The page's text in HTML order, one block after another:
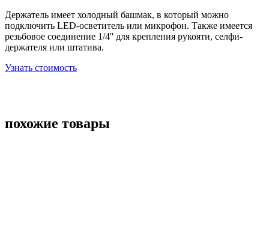
Держатель имеет холодный башмак, в который можно
подключить LED-осветитель или микрофон. Также имеется
резьбовое соединение 1/4'' для крепления рукояти, селфи-
держателя или штатива.
Узнать стоимость
похожие товары